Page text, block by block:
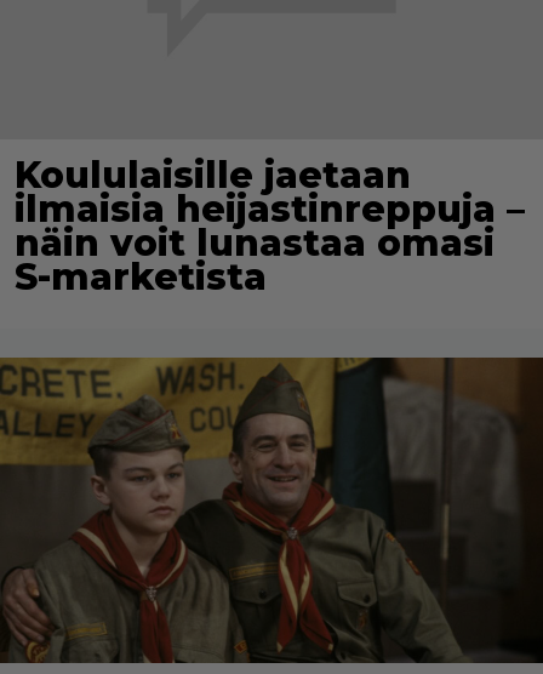
Koululaisille jaetaan
ilmaisia heijastinreppuja –
näin voit lunastaa omasi
S-marketista